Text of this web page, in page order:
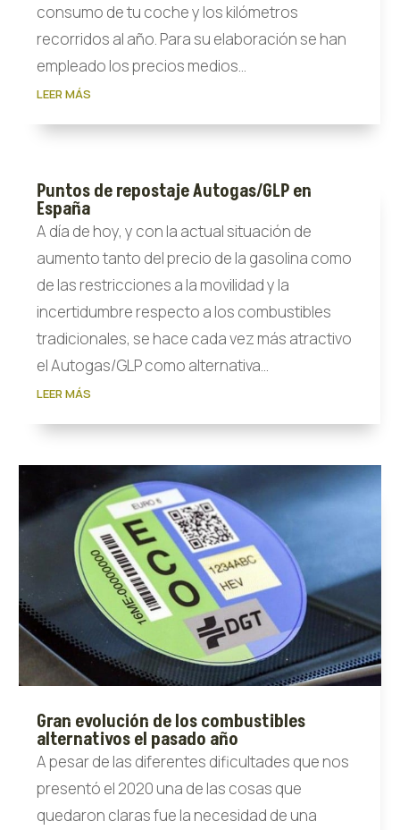
consumo de tu coche y los kilómetros
recorridos al año. Para su elaboración se han
empleado los precios medios...
LEER MÁS
Puntos de repostaje Autogas/GLP en
España
A día de hoy, y con la actual situación de
aumento tanto del precio de la gasolina como
de las restricciones a la movilidad y la
incertidumbre respecto a los combustibles
tradicionales, se hace cada vez más atractivo
el Autogas/GLP como alternativa...
LEER MÁS
Gran evolución de los combustibles
alternativos el pasado año
A pesar de las diferentes dificultades que nos
presentó el 2020 una de las cosas que
quedaron claras fue la necesidad de una